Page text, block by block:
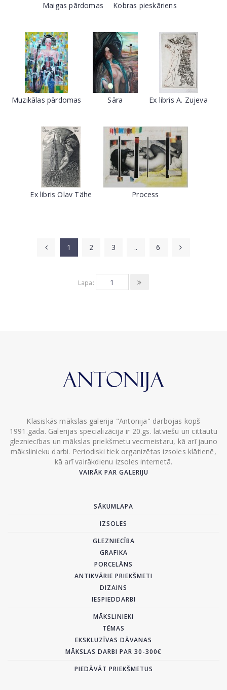
Maigas pārdomas Kobras pieskāriens
Muzikālas pārdomas Sāra Ex libris A. Zujeva
Ex libris Olav Tähe Process
1 2 3 .. 6
Lapa:
Klasiskās mākslas galerija "Antonija" darbojas kopš
1991.gada. Galerijas specializācija ir 20.gs. latviešu un cittautu
glezniecības un mākslas priekšmetu vecmeistaru, kā arī jauno
mākslinieku darbi. Periodiski tiek organizētas izsoles klātienē,
kā arī vairākdienu izsoles internetā.
VAIRĀK PAR GALERIJU
SĀKUMLAPA
IZSOLES
GLEZNIECĪBA
GRAFIKA
PORCELĀNS
ANTIKVĀRIE PRIEKŠMETI
DIZAINS
IESPIEDDARBI
MĀKSLINIEKI
TĒMAS
EKSKLUZĪVAS DĀVANAS
MĀKSLAS DARBI PAR 30-300€
PIEDĀVĀT PRIEKŠMETUS